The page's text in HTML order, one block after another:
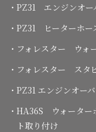
・PZ31 エンジンオー
・PZ31 ヒーターホー
・フォレスター ウォ
・フォレスター スタ
・PZ31 エンジンオー
・HA36S ウォーター
ト取り付け